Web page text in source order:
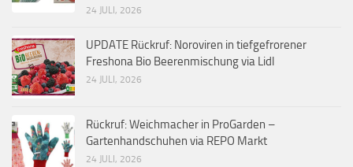
24 JULI, 2026
UPDATE Rückruf: Noroviren in tiefgefrorener
Freshona Bio Beerenmischung via Lidl
24 JULI, 2026
Rückruf: Weichmacher in ProGarden –
Gartenhandschuhen via REPO Markt
24 JULI, 2026